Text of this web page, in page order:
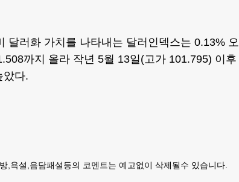
달러화 가치를 나타내는 달러인덱스는 0.13% 오
까지 올라 작년 5월 13일(고가 101.795) 이후
았다.
,욕설,음담패설등의 코멘트는 예고없이 삭제될수 있습니다.